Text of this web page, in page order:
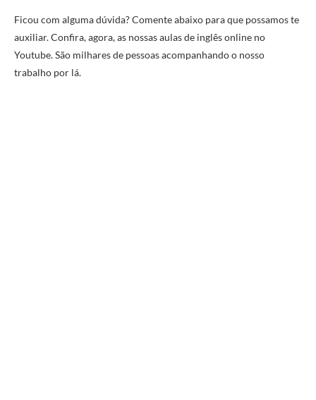
Ficou com alguma dúvida? Comente abaixo para que possamos te
auxiliar. Confira, agora, as nossas aulas de inglês online no
Youtube. São milhares de pessoas acompanhando o nosso
trabalho por lá.